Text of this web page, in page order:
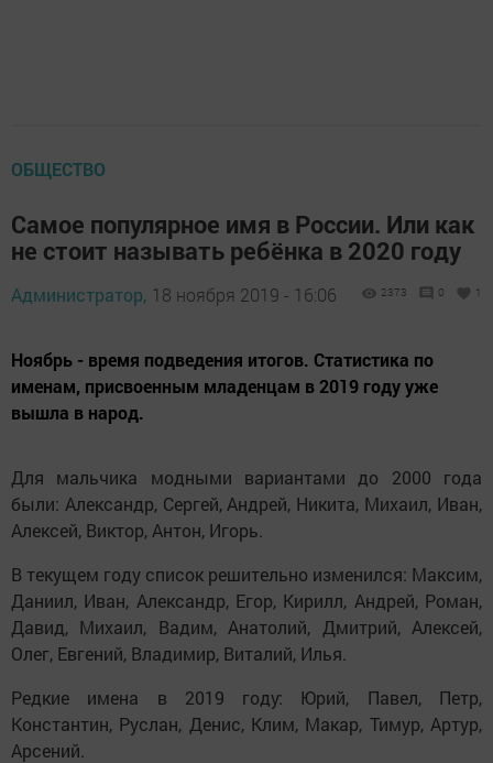
ОБЩЕСТВО
Самое популярное имя в России. Или как
не стоит называть ребёнка в 2020 году
Администратор, 18 ноября 2019 - 16:06 2373 0 1
Ноябрь - время подведения итогов. Статистика по
именам, присвоенным младенцам в 2019 году уже
вышла в народ.
Для мальчика модными вариантами до 2000 года
были: Александр, Сергей, Андрей, Никита, Михаил, Иван,
Алексей, Виктор, Антон, Игорь.
В текущем году список решительно изменился: Максим,
Даниил, Иван, Александр, Егор, Кирилл, Андрей, Роман,
Давид, Михаил, Вадим, Анатолий, Дмитрий, Алексей,
Олег, Евгений, Владимир, Виталий, Илья.
Редкие имена в 2019 году: Юрий, Павел, Петр,
Константин, Руслан, Денис, Клим, Макар, Тимур, Артур,
Арсений.